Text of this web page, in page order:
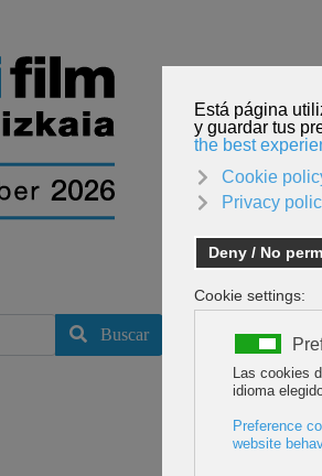
INICIO
Buscar